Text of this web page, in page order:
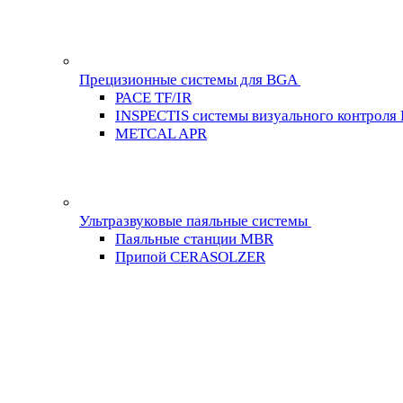
Прецизионные системы для BGA
PACE TF/IR
INSPECTIS системы визуального контроля
METCAL APR
Ультразвуковые паяльные системы
Паяльные станции MBR
Припой CERASOLZER